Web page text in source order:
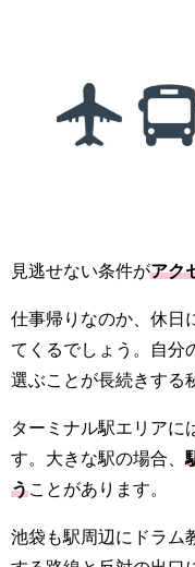
見逃せない条件がアク
仕事帰りなのか、休日
てくるでしょう。自分
選ぶことが長続きする
ターミナル駅エリアに
す。大きな駅の場合、
う ことがあります。
池袋も駅周辺にドラム